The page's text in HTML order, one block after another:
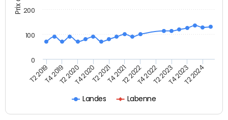
Landes Labenne
T2 2019T4 2019T2 2020T4 2020T2 2021T4 2021T2 2022T4 2022T2 2023T4 2023T2 2024
0
100
200